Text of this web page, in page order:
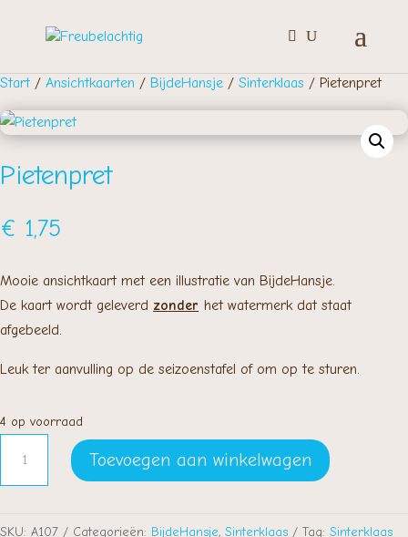
Start / Ansichtkaarten / BijdeHansje / Sinterklaas / Pietenpret
Pietenpret
€ 1,75
Mooie ansichtkaart met een illustratie van BijdeHansje.
De kaart wordt geleverd zonder het watermerk dat staat
afgebeeld.
Leuk ter aanvulling op de seizoenstafel of om op te sturen.
4 op voorraad
aantal
Toevoegen aan winkelwagen
SKU: A107 Categorieën: BijdeHansje, Sinterklaas Tag: Sinterklaas